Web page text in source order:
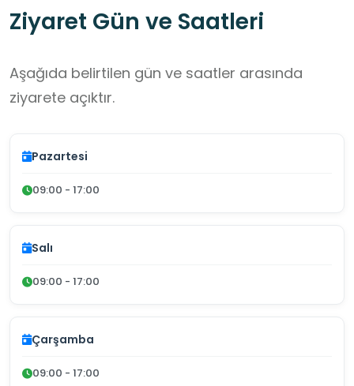
Ziyaret Gün ve Saatleri
Aşağıda belirtilen gün ve saatler arasında
ziyarete açıktır.
Pazartesi
09:00 - 17:00
Salı
09:00 - 17:00
Çarşamba
09:00 - 17:00